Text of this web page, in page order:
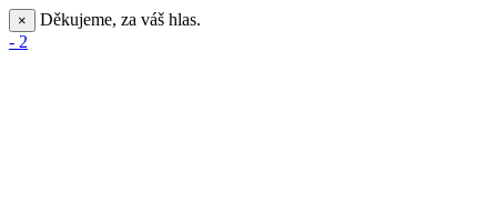
×
Děkujeme, za váš hlas.
- 2